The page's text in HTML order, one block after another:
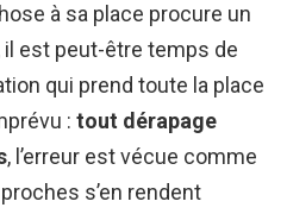
à sa place procure un
est peut-être temps de
qui prend toute la place
: tout dérapage
, l’erreur est vécue comme
s’en rendent